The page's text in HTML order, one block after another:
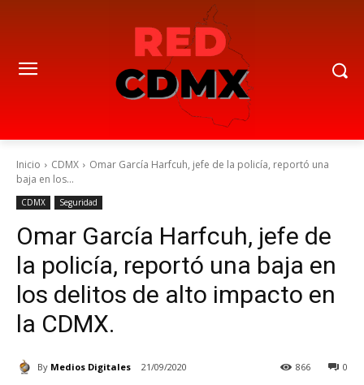
Inicio CDMX
Omar García Harfcuh, jefe de la policía, reportó una
baja en los...
CDMX Seguridad
Omar García Harfcuh, jefe de
la policía, reportó una baja en
los delitos de alto impacto en
la CDMX.
By Medios Digitales 21/09/2020 0
866